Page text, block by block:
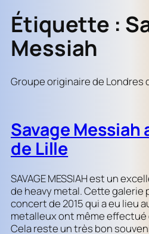
Étiquette :
Messiah
Groupe originaire de Londres
Savage Messiah
de Lille
SAVAGE MESSIAH est un
de heavy metal. Cette galerie
concert de 2015 qui a eu lieu
metalleux ont même effectué
Cela reste un très bon